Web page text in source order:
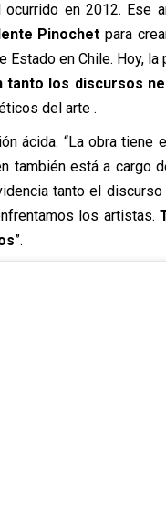
en 2012. Ese
Pinochet para
Estado en Chile. Hoy,
los discursos
del arte .
ácida. “La obra
también está a cargo
tanto el
los artistas.
”.